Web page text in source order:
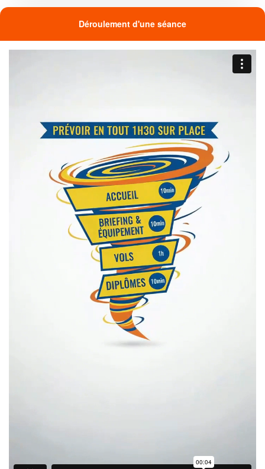
Déroulement d'une séance